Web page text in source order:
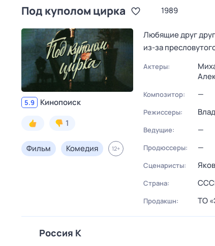
Под куполом цирка 1989
5.9
Кинопоиск
1
Фильм Комедия 12+
Любящие друг
из-за
Актеры:
Композитор: —
Режиссеры:
Ведущие: —
Продюссеры: —
Сценаристы:
Страна:
Продакшн: ТО
Россия К